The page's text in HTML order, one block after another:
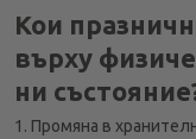
Кои
върху
ни
1. Промяна в